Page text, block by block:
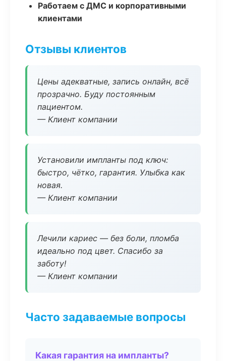
Работаем с ДМС и корпоративными
клиентами
Отзывы клиентов
Цены адекватные, запись онлайн, всё
прозрачно. Буду постоянным
пациентом.
— Клиент компании
Установили импланты под ключ:
быстро, чётко, гарантия. Улыбка как
новая.
— Клиент компании
Лечили кариес — без боли, пломба
идеально под цвет. Спасибо за
заботу!
— Клиент компании
Часто задаваемые вопросы
Какая гарантия на импланты?